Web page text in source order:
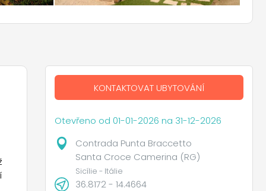
KONTAKTOVAT UBYTOVÁNÍ
Otevřeno od 01-01-2026 na 31-12-2026
Contrada Punta Braccetto
Santa Croce Camerina (RG)
Sicílie - Itálie
36.8172 - 14.4664